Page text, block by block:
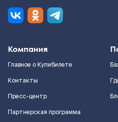
Компания
Главное о Купибилете
Контакты
Пресс-центр
Партнерская программа